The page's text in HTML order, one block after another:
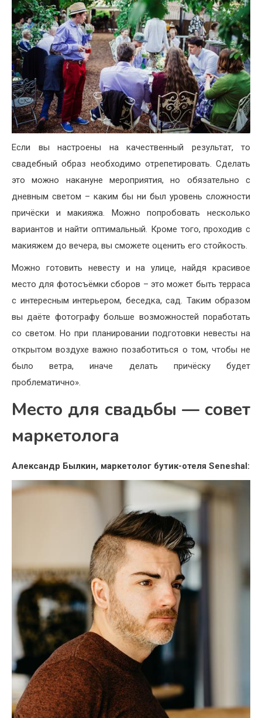
Если вы настроены на качественный результат, то
свадебный образ необходимо отрепетировать. Сделать
это можно накануне мероприятия, но обязательно с
дневным светом – каким бы ни был уровень сложности
причёски и макияжа. Можно попробовать несколько
вариантов и найти оптимальный. Кроме того, проходив с
макияжем до вечера, вы сможете оценить его стойкость.
Можно готовить невесту и на улице, найдя красивое
место для фотосъёмки сборов – это может быть терраса
с интересным интерьером, беседка, сад. Таким образом
вы даёте фотографу больше возможностей поработать
со светом. Но при планировании подготовки невесты на
открытом воздухе важно позаботиться о том, чтобы не
было ветра, иначе делать причёску будет
проблематично».
Место для свадьбы — совет
маркетолога
Александр Былкин, маркетолог бутик-отеля Seneshal: